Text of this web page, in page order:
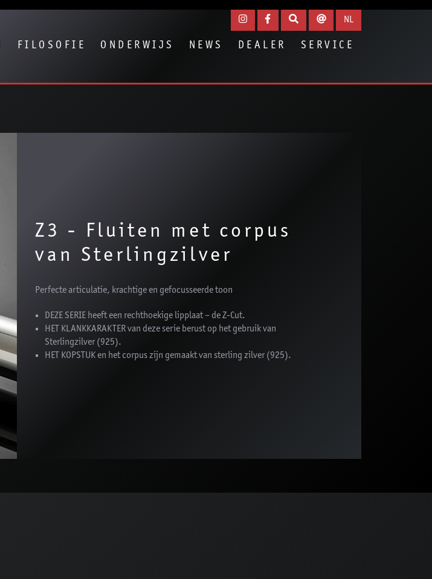
FILOSOFIE ONDERWIJS NEWS DEALER SERVICE
NL
Z3 - Fluiten met corpus
van Sterlingzilver
Perfecte articulatie, krachtige en gefocusseerde toon
DEZE SERIE heeft een rechthoekige lipplaat – de Z-Cut.
HET KLANKKARAKTER van deze serie berust op het gebruik van
Sterlingzilver (925).
HET KOPSTUK en het corpus zijn gemaakt van sterling zilver (925).